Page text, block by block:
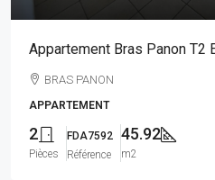
Appartement Bras Panon T2
BRAS PANON
APPARTEMENT
2
Pièces
FDA7592
Référence
45.92
m2